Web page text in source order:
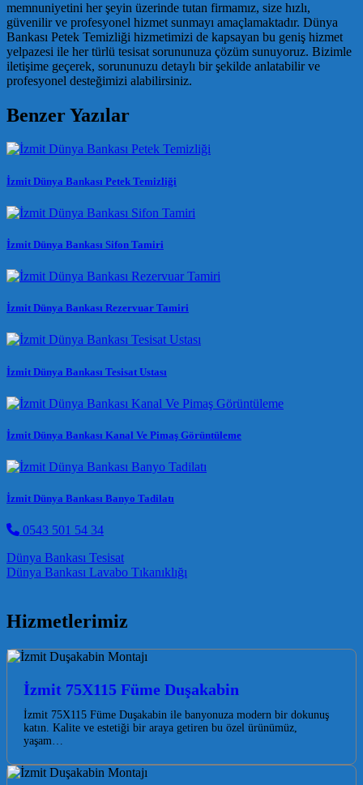
memnuniyetini her şeyin üzerinde tutan firmamız, size hızlı,
güvenilir ve profesyonel hizmet sunmayı amaçlamaktadır. Dünya
Bankası Petek Temizliği hizmetimizi de kapsayan bu geniş hizmet
yelpazesi ile her türlü tesisat sorununuza çözüm sunuyoruz. Bizimle
iletişime geçerek, sorununuzu detaylı bir şekilde anlatabilir ve
profesyonel desteğimizi alabilirsiniz.
Benzer Yazılar
İzmit Dünya Bankası Petek Temizliği
İzmit Dünya Bankası Sifon Tamiri
İzmit Dünya Bankası Rezervuar Tamiri
İzmit Dünya Bankası Tesisat Ustası
İzmit Dünya Bankası Kanal Ve Pimaş Görüntüleme
İzmit Dünya Bankası Banyo Tadilatı
0543 501 54 34
Post navigation
Dünya Bankası Tesisat
Dünya Bankası Lavabo Tıkanıklığı
Hizmetlerimiz
İzmit 75X115 Füme Duşakabin
İzmit 75X115 Füme Duşakabin ile banyonuza modern bir dokunuş
katın. Kalite ve estetiği bir araya getiren bu özel ürünümüz,
yaşam…